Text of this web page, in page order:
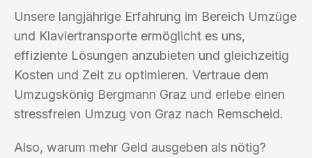
Unsere langjährige Erfahrung im Bereich Umzüge
und Klaviertransporte ermöglicht es uns,
effiziente Lösungen anzubieten und gleichzeitig
Kosten und Zeit zu optimieren. Vertraue dem
Umzugskönig Bergmann Graz und erlebe einen
stressfreien Umzug von Graz nach Remscheid.
Also, warum mehr Geld ausgeben als nötig?